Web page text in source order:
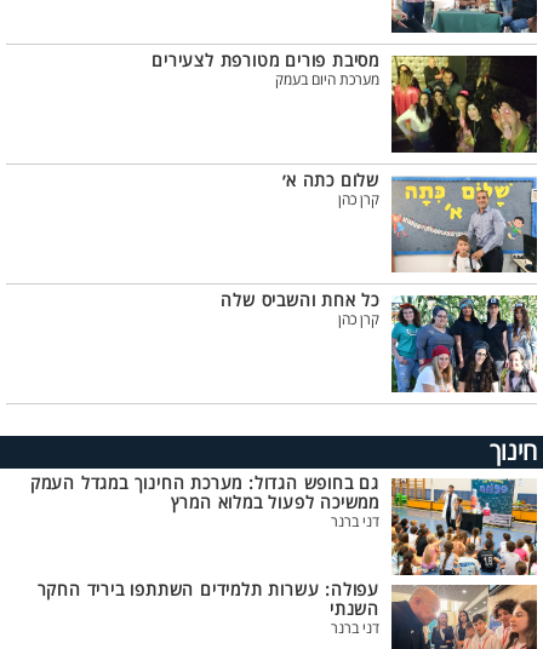
מסיבת פורים מטורפת לצעירים
מערכת היום בעמק
שלום כתה א׳
קרן כהן
כל אחת והשביס שלה
קרן כהן
חינוך
גם בחופש הגדול: מערכת החינוך במגדל העמק
ממשיכה לפעול במלוא המרץ
דני ברנר
עפולה: עשרות תלמידים השתתפו ביריד החקר
השנתי
דני ברנר